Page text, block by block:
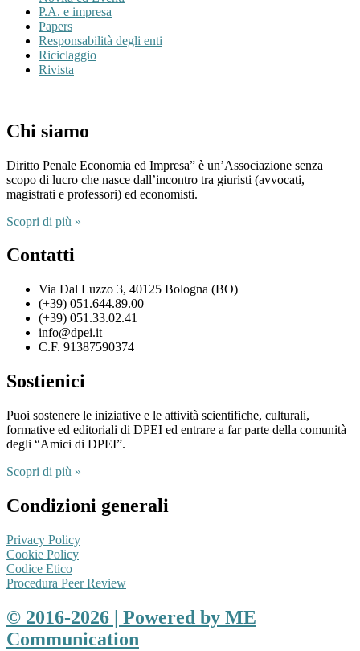
P.A. e impresa
Papers
Responsabilità degli enti
Riciclaggio
Rivista
Chi siamo
Diritto Penale Economia ed Impresa” è un’Associazione senza
scopo di lucro che nasce dall’incontro tra giuristi (avvocati,
magistrati e professori) ed economisti.
Scopri di più »
Contatti
Via Dal Luzzo 3, 40125 Bologna (BO)
(+39) 051.644.89.00
(+39) 051.33.02.41
info@dpei.it
C.F. 91387590374
Sostienici
Puoi sostenere le iniziative e le attività scientifiche, culturali,
formative ed editoriali di DPEI ed entrare a far parte della comunità
degli “Amici di DPEI”.
Scopri di più »
Condizioni generali
Privacy Policy
Cookie Policy
Codice Etico
Procedura Peer Review
© 2016-2026 | Powered by ME
Communication